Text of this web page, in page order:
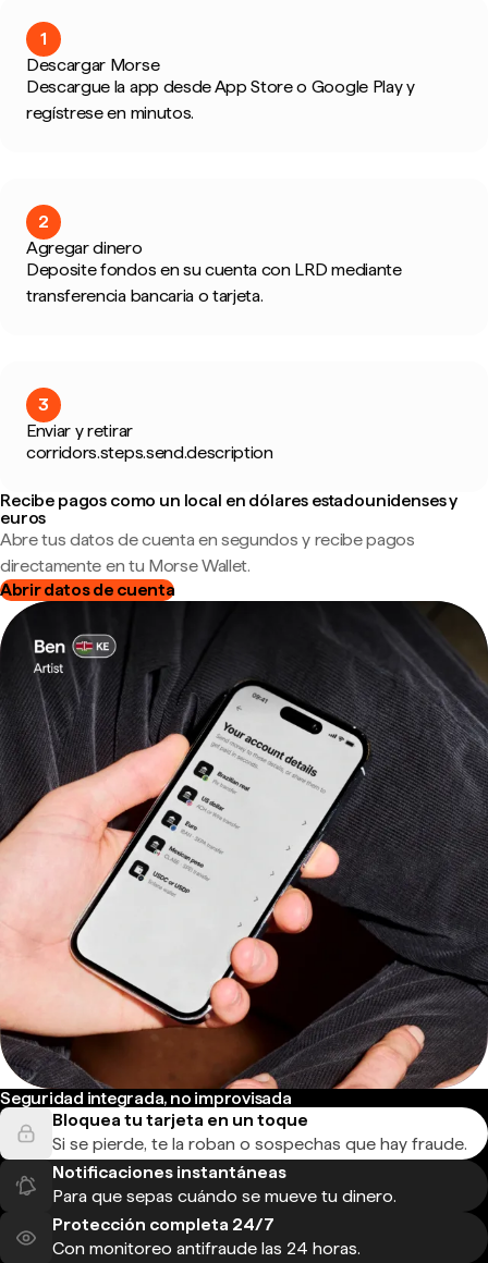
1
Descargar Morse
Descargue la app desde App Store o Google Play y
regístrese en minutos.
2
Agregar dinero
Deposite fondos en su cuenta con LRD mediante
transferencia bancaria o tarjeta.
3
Enviar y retirar
corridors.steps.send.description
Recibe pagos como un local en dólares estadounidenses y
euros
Abre tus datos de cuenta en segundos y recibe pagos
directamente en tu Morse Wallet.
Abrir datos de cuenta
Seguridad integrada, no improvisada
Bloquea tu tarjeta en un toque
Si se pierde, te la roban o sospechas que hay fraude.
Notificaciones instantáneas
Para que sepas cuándo se mueve tu dinero.
Protección completa 24/7
Con monitoreo antifraude las 24 horas.